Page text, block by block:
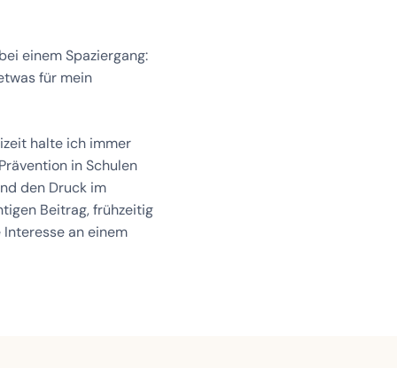
einem Spaziergang:
für mein
halte ich immer
in Schulen
den Druck im
Beitrag, frühzeitig
Interesse an einem